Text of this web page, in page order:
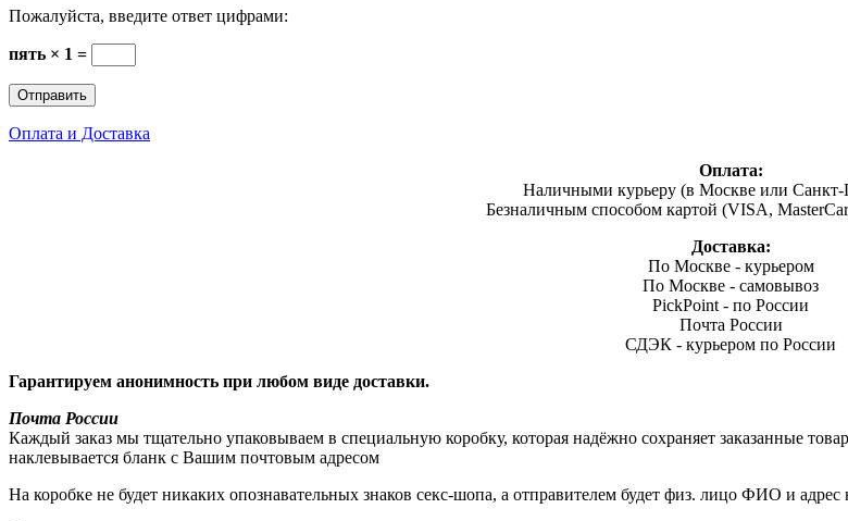
Пожалуйста, введите ответ цифрами:
пять × 1 =
Оплата и Доставка
Оплата:
Наличными курьеру (в Москве или Санкт-
Безналичным способом картой (VISA,
Доставка:
По Москве - курьером
По Москве - самовывоз
PickPoint - по России
Почта России
СДЭК - курьером по России
Гарантируем анонимность при любом виде доставки.
Почта России
Каждый заказ мы тщательно упаковываем в специальную коробку, которая надёжно сохраняет заказанные
наклевывается бланк с Вашим почтовым адресом
На коробке не будет никаких опознавательных знаков секс-шопа, а отправителем будет физ. лицо ФИО и адрес